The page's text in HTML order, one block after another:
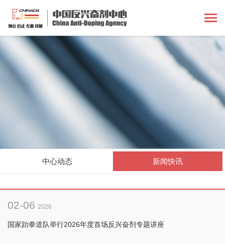
中心动态 新闻快讯
02-06 2026
国家跆拳道队举行2026年度首场反兴奋剂专题讲座